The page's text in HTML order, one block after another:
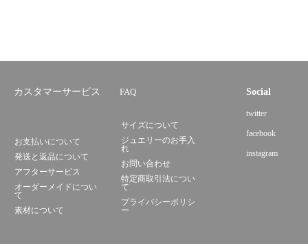
カスタマーサービス FAQ
お支払いについて
発送と返品について
アフターサービス
オーダーメイドについ
て
素材について
サイズについて
ジュエリーのお手入
れ
お問い合わせ
特定商取引法につい
て
プライバシーポリシ
ー
Social
twitter
facebook
instagram